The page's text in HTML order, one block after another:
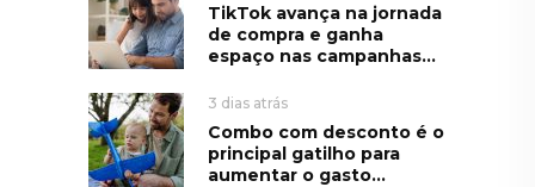
TikTok avança na jornada
de compra e ganha
espaço nas campanhas...
3 dias atrás
Combo com desconto é o
principal gatilho para
aumentar o gasto...